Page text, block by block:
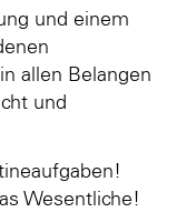
und einem
allen Belangen
und
Wesentliche!